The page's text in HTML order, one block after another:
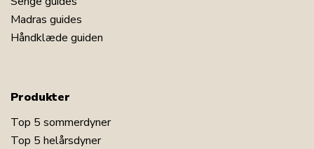
Har du spørgsmål til produktet?
Madras guides
Håndklæde guiden
Produkter
Top 5 sommerdyner
Top 5 helårsdyner